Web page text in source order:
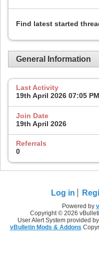
Find latest started
General Information
Last Activity
19th April 2026 07:05 PM
Join Date
19th April 2026
Referrals
0
Log in
Powered by
Copyright © 2026
User Alert System provided by
vBulletin Mods & Addons